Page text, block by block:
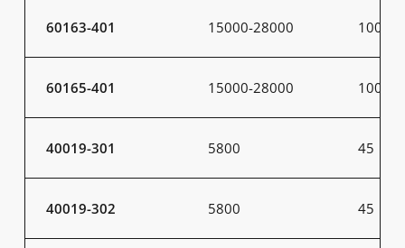
60163-401 15000-28000 100-
60165-401 15000-28000 100-
40019-301 5800 45
40019-302 5800 45